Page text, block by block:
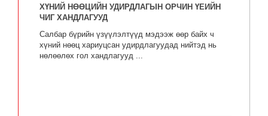
ХҮНИЙ НӨӨЦИЙН УДИРДЛАГЫН ОРЧИН ҮЕИЙН
ЧИГ ХАНДЛАГУУД
Салбар бүрийн үзүүлэлтүүд мэдээж өөр байх ч
хүний нөөц хариуцсан удирдлагуудад нийтэд нь
нөлөөлөх гол хандлагууд ...